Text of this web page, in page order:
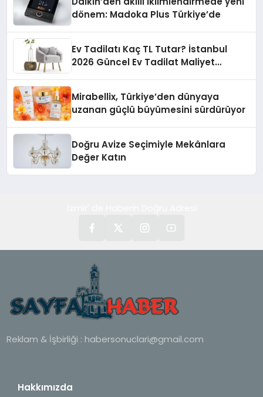
dönem: Madoka Plus Türkiye’de
Ev Tadilatı Kaç TL Tutar? İstanbul
2026 Güncel Ev Tadilat Maliyet
Mirabellix, Türkiye’den dünyaya
uzanan güçlü büyümesini sürdürüyor
Doğru Avize Seçimiyle Mekânlara
Değer Katın
Reklam & İşbirliği : habersonuclari@gmail.com
Hakkımızda